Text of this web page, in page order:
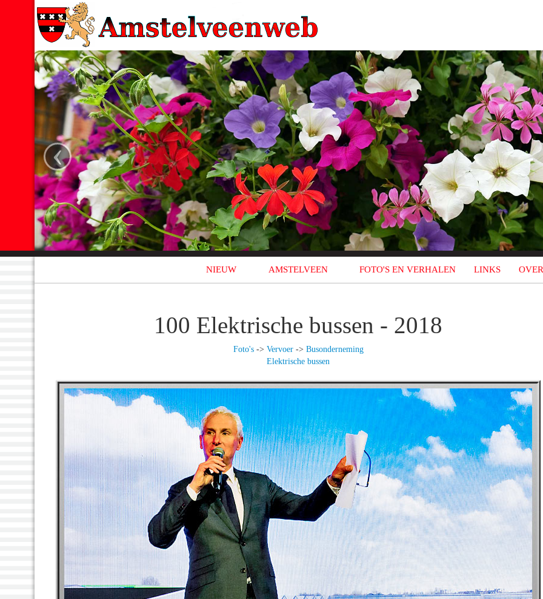
‹
NIEUW AMSTELVEEN FOTO'S EN VERHALEN LINKS
100 Elektrische bussen - 2018
Foto's-> Vervoer-> Busonderneming
Elektrische bussen